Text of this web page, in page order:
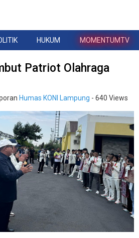
HUKUM MOMENTUMTV
Patriot Olahraga
Humas KONI Lampung - 640 Views